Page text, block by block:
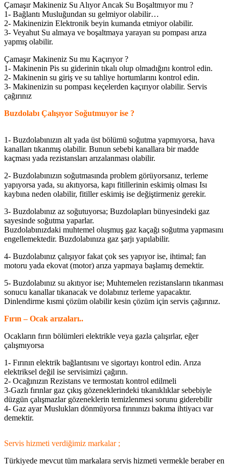
Çamaşır Makineniz Su Alıyor Ancak Su Boşaltmıyor mu ?
1- Bağlantı Musluğundan su gelmiyor olabilir…
2- Makinenizin Elektronik beyin kumanda etmiyor olabilir.
3- Veyahut Su almaya ve boşaltmaya yarayan su pompası arıza
yapmış olabilir.
Çamaşır Makineniz Su mu Kaçırıyor ?
1- Makinenin Pis su giderinin tıkalı olup olmadığını kontrol edin.
2- Makinenin su giriş ve su tahliye hortumlarını kontrol edin.
3- Makinenizin su pompası keçelerden kaçırıyor olabilir. Servis
çağırınız
Buzdolabı Çalışıyor Soğutmuyor ise ?
1- Buzdolabınızın alt yada üst bölümü soğutma yapmıyorsa, hava
kanalları tıkanmış olabilir. Bunun sebebi kanallara bir madde
kaçması yada rezistansları arızalanması olabilir.
2- Buzdolabınızın soğutmasında problem görüyorsanız, terleme
yapıyorsa yada, su akıtıyorsa, kapı fitillerinin eskimiş olması Isı
kaybına neden olabilir, fitiller eskimiş ise değiştirmeniz gerekir.
3- Buzdolabınız az soğutuyorsa; Buzdolapları bünyesindeki gaz
sayesinde soğutma yaparlar.
Buzdolabınızdaki muhtemel oluşmuş gaz kaçağı soğutma yapmasını
engellemektedir. Buzdolabınıza gaz şarjı yapılabilir.
4- Buzdolabınız çalışıyor fakat çok ses yapıyor ise, ihtimal; fan
motoru yada ekovat (motor) arıza yapmaya başlamış demektir.
5- Buzdolabınız su akıtıyor ise; Muhtemelen rezistansların tıkanması
sonucu kanallar tıkanacak ve dolabınız terleme yapacaktır.
Dinlendirme kısmi çözüm olabilir kesin çözüm için servis çağırınız.
Fırın – Ocak arızaları..
Ocakların fırın bölümleri elektrikle veya gazla çalışırlar, eğer
çalışmıyorsa
1- Fırının elektrik bağlantısını ve sigortayı kontrol edin. Arıza
elektriksel değil ise servisimizi çağırın.
2- Ocağınızın Rezistans ve termostatı kontrol edilmeli
3-Gazlı fırınlar gaz çıkış gözeneklerindeki tıkanıklıklar sebebiyle
düzgün çalışmazlar gözeneklerin temizlenmesi sorunu giderebilir
4- Gaz ayar Muslukları dönmüyorsa fırınınızı bakıma ihtiyacı var
demektir.
Servis hizmeti verdiğimiz markalar ;
Türkiyede mevcut tüm markalara servis hizmeti vermekle beraber en